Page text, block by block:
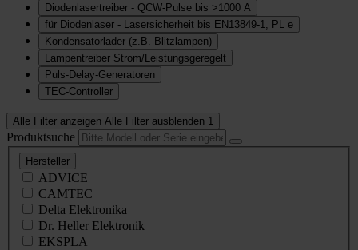
Diodenlasertreiber - QCW-Pulse bis >1000 A
für Diodenlaser - Lasersicherheit bis EN13849-1, PL e
Kondensatorlader (z.B. Blitzlampen)
Lampentreiber Strom/Leistungsgeregelt
Puls-Delay-Generatoren
TEC-Controller
Alle Filter anzeigen Alle Filter ausblenden 1
Produktsuche
Hersteller
ADVICE
CAMTEC
Delta Elektronika
Dr. Heller Elektronik
EKSPLA